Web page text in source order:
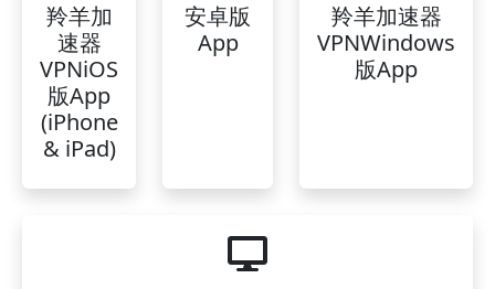
羚羊加
速器
VPNiOS
版App
(iPhone
& iPad)
安卓版
App
羚羊加速器
VPNWindows
版App